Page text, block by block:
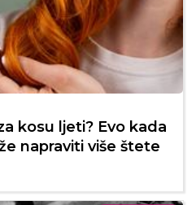
kosu ljeti? Evo kada
napraviti više štete